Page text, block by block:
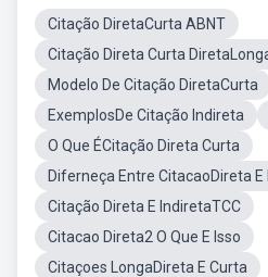
Citação DiretaCurta ABNT
Citação Direta Curta
Modelo De Citação DiretaCurta
ExemplosDe Citação Indireta
O Que ÉCitação Direta Curta
Diferneça Entre CitacaoDireta E
Citação Direta E IndiretaTCC
Citacao Direta2 O Que E Isso
Citaçoes LongaDireta E Curta